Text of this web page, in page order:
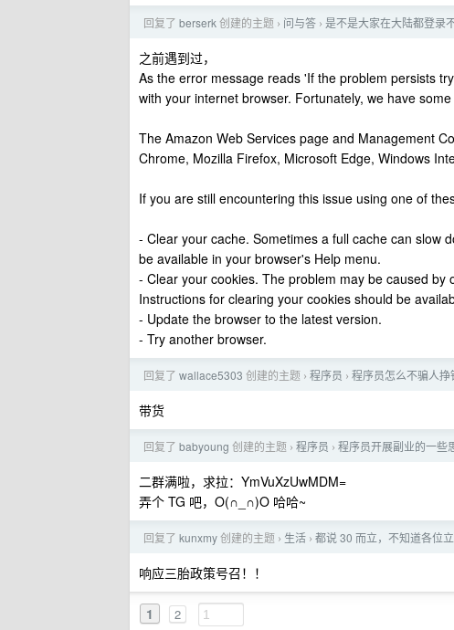
回复了 berserk创建的主题 › 问与答 › 是不是大家在大陆都登录
之前遇到过，
As the error message reads 'If the problem persists
with your internet browser. Fortunately, we have
The Amazon Web Services page and Management
Chrome, Mozilla Firefox, Microsoft Edge, Windows
If you are still encountering this issue using one of
- Clear your cache. Sometimes a full cache can slow
be available in your browser's Help menu.
- Clear your cookies. The problem may be caused
Instructions for clearing your cookies should be
- Update the browser to the latest version.
- Try another browser.
回复了 wallace5303 创建的主题 › 程序员 › 程序员怎么不骗人挣
带货
回复了 babyoung 创建的主题 › 程序员 › 程序员开展副业的一些
二群满啦，求拉：YmVuXzUwMDM=
弄个 TG 吧，O(∩_∩)O 哈哈~
回复了 kunxmy创建的主题 › 生活 › 都说 30 而立，不知道各位
响应三胎政策号召！！
1 2